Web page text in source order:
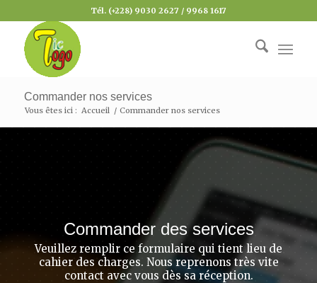
Tél. (+228) 9030 2627 / 9968 1617
Commander nos services
Vous êtes ici : Accueil / Commander nos services
Commander des services
Veuillez remplir ce formulaire qui tient lieu de
cahier des charges. Nous reprenons très vite
contact avec vous dès sa réception.